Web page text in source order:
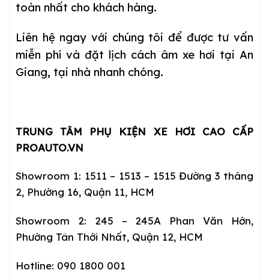
toàn nhất cho khách hàng.
Liên hệ ngay với chúng tôi để được tư vấn
miễn phí và đặt lịch cách âm xe hơi tại An
Giang, tại nhà nhanh chóng.
TRUNG TÂM PHỤ KIỆN XE HƠI CAO CẤP
PROAUTO.VN
Showroom 1: 1511 – 1513 – 1515 Đường 3 tháng
2, Phường 16, Quận 11, HCM
Showroom 2: 245 – 245A Phan Văn Hớn,
Phường Tân Thới Nhất, Quận 12, HCM
Hotline: 090 1800 001